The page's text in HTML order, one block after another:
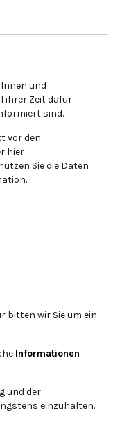
und
ihrer Zeit dafür
sind.
vor den
hier
Sie die Daten
bitten wir Sie um ein
Informationen
und der
einzuhalten.